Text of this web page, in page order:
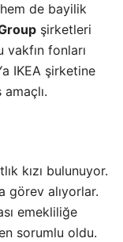
de bayilik
şirketleri
vakfın fonları
IKEA şirketine
amaçlı.
kızı bulunuyor.
görev alıyorlar.
emekliliğe
sorumlu oldu.